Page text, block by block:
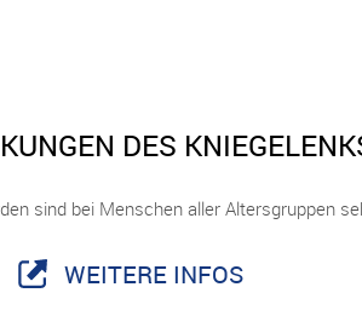
DES
sind bei Menschen aller Altersgruppen
WEITERE INFOS